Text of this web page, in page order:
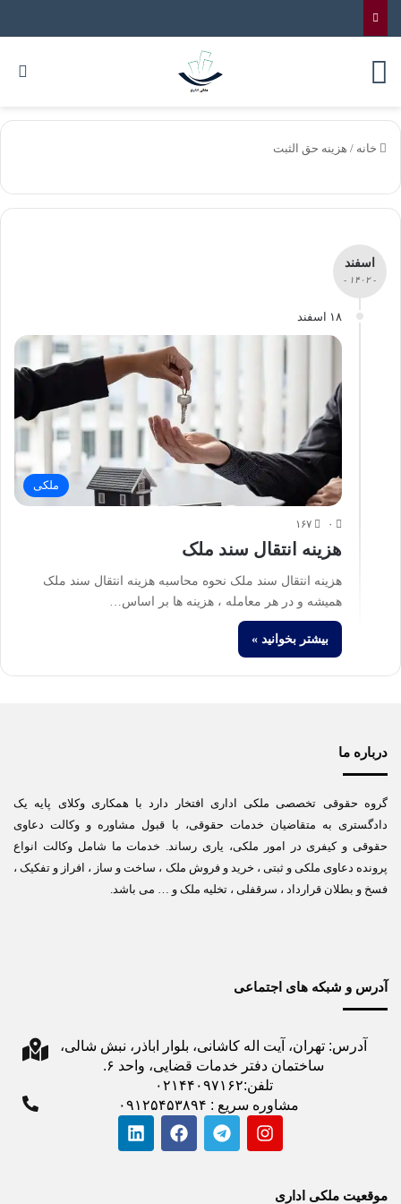
خانه / هزینه حق الثبت
اسفند
- ۱۴۰۲ -
۱۸ اسفند
ملکی
۰ ۱۶۷
هزینه انتقال سند ملک
هزینه انتقال سند ملک نحوه محاسبه هزینه انتقال سند ملک
همیشه و در هر معامله ، هزینه ها بر اساس…
بیشتر بخوانید »
درباره ما
گروه حقوقی تخصصی ملکی اداری افتخار دارد با همکاری وکلای پایه یک
دادگستری به متقاضیان خدمات حقوقی، با قبول مشاوره و وکالت دعاوی
حقوقی و کیفری در امور ملکی، یاری رساند. خدمات ما شامل وکالت انواع
پرونده دعاوی ملکی و ثبتی ، خرید و فروش ملک ، ساخت و ساز ، افراز و تفکیک ،
فسخ و بطلان قرارداد ، سرقفلی ، تخلیه ملک و … می باشد.
آدرس و شبکه های اجتماعی
آدرس: تهران، آیت اله کاشانی، بلوار اباذر، نبش شالی،
ساختمان دفتر خدمات قضایی، واحد ۶.
تلفن:۰۲۱۴۴۰۹۷۱۶۲
مشاوره سریع : ۰۹۱۲۵۴۵۳۸۹۴
موقعیت ملکی اداری